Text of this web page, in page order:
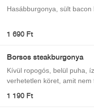
Hasábburgonya, sült
1 690 Ft
Borsos steakburgonya
Kívül ropogós, belül puha,
verhetetlen köret, amit nem
1 190 Ft